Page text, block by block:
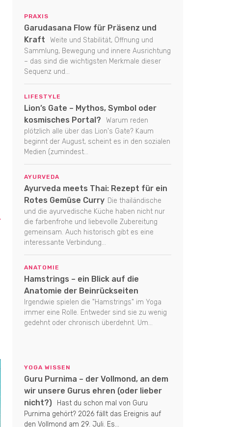
PRAXIS
Garudasana Flow für Präsenz und
Kraft
Weite und Stabilität, Öffnung und
Sammlung, Bewegung und innere Ausrichtung
– das sind die wichtigsten Merkmale dieser
Sequenz und...
LIFESTYLE
Lion’s Gate – Mythos, Symbol oder
kosmisches Portal?
Warum reden
plötzlich alle über das Lion's Gate? Kaum
beginnt der August, scheint es in den sozialen
Medien (zumindest...
AYURVEDA
Ayurveda meets Thai: Rezept für ein
Rotes Gemüse Curry Die thailändische
und die ayurvedische Küche haben nicht nur
die farbenfrohe und liebevolle Zubereitung
gemeinsam. Auch historisch gibt es eine
interessante Verbindung...
ANATOMIE
Hamstrings – ein Blick auf die
Anatomie der Beinrückseiten
Irgendwie spielen die "Hamstrings" im Yoga
immer eine Rolle. Entweder sind sie zu wenig
gedehnt oder chronisch überdehnt. Um...
YOGA WISSEN
Guru Purnima – der Vollmond, an dem
wir unsere Gurus ehren (oder lieber
nicht?)
Hast du schon mal von Guru
Purnima gehört? 2026 fällt das Ereignis auf
den Vollmond am 29. Juli. Es...